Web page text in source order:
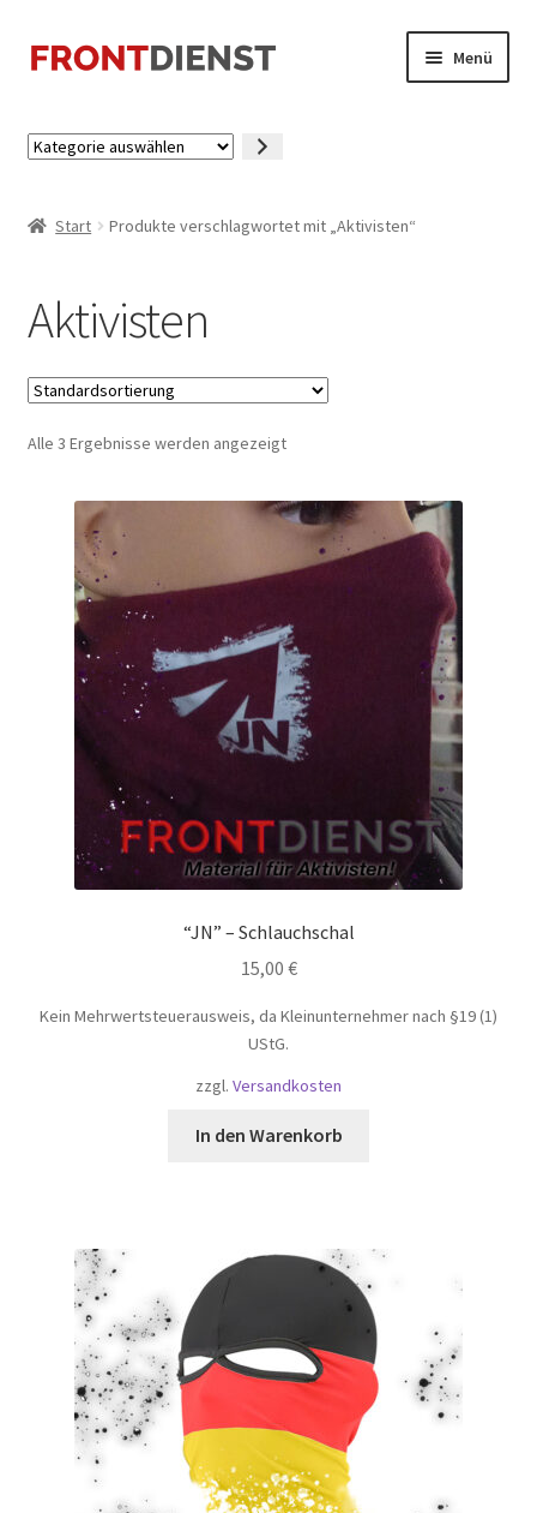
Zur
Navigation
Zum
Inhalt
Menü
Kategorie
Start Produkte verschlagwortet mit „Aktivisten“
Aktivisten
Alle 3 Ergebnisse werden angezeigt
“JN” – Schlauchschal
15,00 €
Kein Mehrwertsteuerausweis, da Kleinunternehmer nach §19 (1)
UStG.
zzgl. Versandkosten
In den Warenkorb